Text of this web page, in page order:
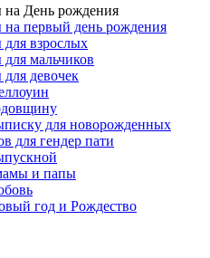
на День рождения
на первый день рождения
для взрослых
мальчиков
девочек
для новорожденных
для гендер пати
и папы
год и Рождество